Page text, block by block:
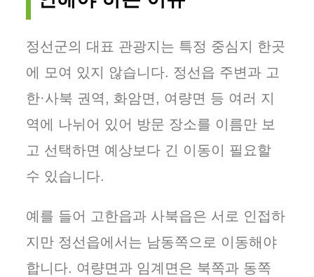
정선군의 대표 관광지는 특정 중심지 한곳
에 모여 있지 않습니다. 정선읍 주변과 고
한·사북 권역, 화암면, 여량면 등 여러 지
역에 나뉘어 있어 방문 장소를 이름만 보
고 선택하면 예상보다 긴 이동이 필요할
수 있습니다.
예를 들어 고한읍과 사북읍은 서로 인접하
지만 정선읍에서는 남동쪽으로 이동해야
합니다. 여량면과 임계면은 북쪽과 동쪽